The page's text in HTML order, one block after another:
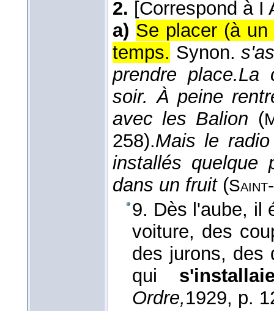
2. [Correspond à I
a) Se placer (à
temps. Synon.
prendre place.La
soir. À peine
avec les Balion (
258).Mais le
installés quelque
dans un fruit (Saint-
9. Dès l'aube, il
voiture, des
des jurons, des
qui
Ordre,1929, p.